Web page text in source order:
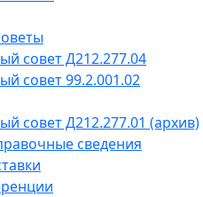
совет Д212.277.04
совет 99.2.001.02
совет Д212.277.01 (архив)
сведения